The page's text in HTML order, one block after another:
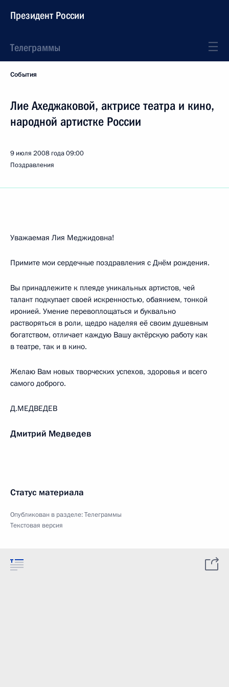
Президент России
Телеграммы
События
Лие Ахеджаковой, актрисе театра и кино,
народной артистке России
9 июля 2008 года09:00
Поздравления
Уважаемая Лия Меджидовна!
Примите мои сердечные поздравления с Днём рождения.
Вы принадлежите к плеяде уникальных артистов, чей
талант подкупает своей искренностью, обаянием, тонкой
иронией. Умение перевоплощаться и буквально
растворяться в роли, щедро наделяя её своим душевным
богатством, отличает каждую Вашу актёрскую работу как
в театре, так и в кино.
Желаю Вам новых творческих успехов, здоровья и всего
самого доброго.
Д.МЕДВЕДЕВ
Дмитрий Медведев
Статус материала
Опубликован в разделе:Телеграммы
Текстовая версия